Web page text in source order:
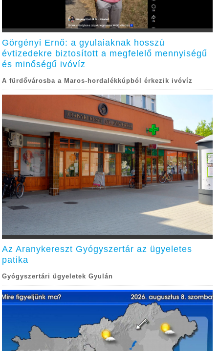
Görgényi Ernő: a gyulaiaknak hosszú
évtizedekre biztosított a megfelelő mennyiségű
és minőségű ivóvíz
A fürdővárosba a Maros-hordalékkúpból érkezik ivóvíz
Az Aranykereszt Gyógyszertár az ügyeletes
patika
Gyógyszertári ügyeletek Gyulán